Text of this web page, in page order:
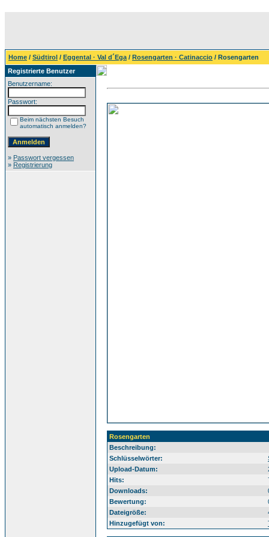
Home / Südtirol / Eggental · Val d´Ega / Rosengarten · Catinaccio / Rosengarten
Registrierte Benutzer
Benutzername:
Passwort:
Beim nächsten Besuch
automatisch anmelden?
» Passwort vergessen
» Registrierung
Rosengarten
Beschreibung:
Schlüsselwörter:
Upload-Datum:
Hits:
Downloads:
Bewertung:
Dateigröße:
Hinzugefügt von: